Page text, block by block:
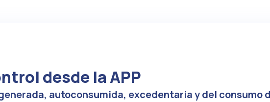
desde la APP
autoconsumida, excedentaria y del consumo